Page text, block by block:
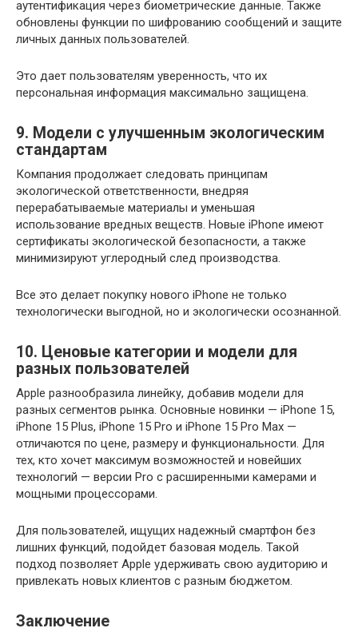
аутентификация через биометрические данные. Также
обновлены функции по шифрованию сообщений и защите
личных данных пользователей.
Это дает пользователям уверенность, что их
персональная информация максимально защищена.
9. Модели с улучшенным экологическим
стандартам
Компания продолжает следовать принципам
экологической ответственности, внедряя
перерабатываемые материалы и уменьшая
использование вредных веществ. Новые iPhone имеют
сертификаты экологической безопасности, а также
минимизируют углеродный след производства.
Все это делает покупку нового iPhone не только
технологически выгодной, но и экологически осознанной.
10. Ценовые категории и модели для
разных пользователей
Apple разнообразила линейку, добавив модели для
разных сегментов рынка. Основные новинки — iPhone 15,
iPhone 15 Plus, iPhone 15 Pro и iPhone 15 Pro Max —
отличаются по цене, размеру и функциональности. Для
тех, кто хочет максимум возможностей и новейших
технологий — версии Pro с расширенными камерами и
мощными процессорами.
Для пользователей, ищущих надежный смартфон без
лишних функций, подойдет базовая модель. Такой
подход позволяет Apple удерживать свою аудиторию и
привлекать новых клиентов с разным бюджетом.
Заключение